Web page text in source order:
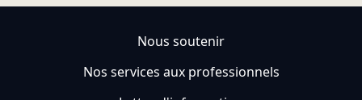
Nous soutenir
Nos services aux professionnels